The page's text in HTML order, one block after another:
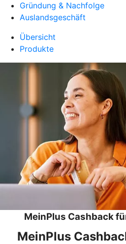
Gründung & Nachfolge
Auslandsgeschäft
Übersicht
Produkte
MeinPlus Cashback
MeinPlus